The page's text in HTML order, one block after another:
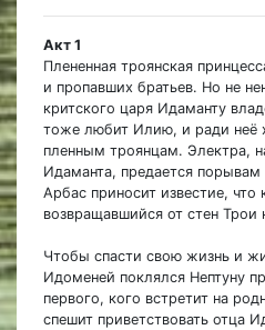
Акт 1
Плененная троянская
и пропавших братьев. Но не
критского царя Идаманту
тоже любит Илию, и ради неё
пленным троянцам. Электра,
Идаманта, предается
Арбас приносит известие,
возвращавшийся от стен
Чтобы спасти свою жизнь и
Идоменей поклялся Нептуну
первого, кого встретит на
спешит приветствовать отца